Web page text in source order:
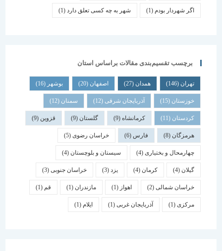
اگر شهردار بودم (1) شهر به چه کسی تعلق دارد(1)
برچسب تقسیم‌بندی مقالات براساس استان
همدان اصفهان (20) بوشهر
خوزستان(15) آذربایجان شرقی(12) سمنان (12)
کردستان(11) کرمانشاه(9) گلستان (9) قزوین
هرمزگان(8) فارس خراسان رضوی(5)
چهارمحال و بختیاری (4) سیستان و بلوچستان(4)
کرمان یزد خراسان جنوبی(3)
خراسان شمالی(2) اهواز مازندران(1) قم
(1) آذربایجان غربی(1) ایلام